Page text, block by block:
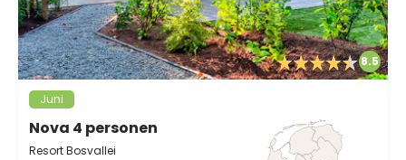
8.5
Juni
Nova 4 personen
Resort Bosvallei